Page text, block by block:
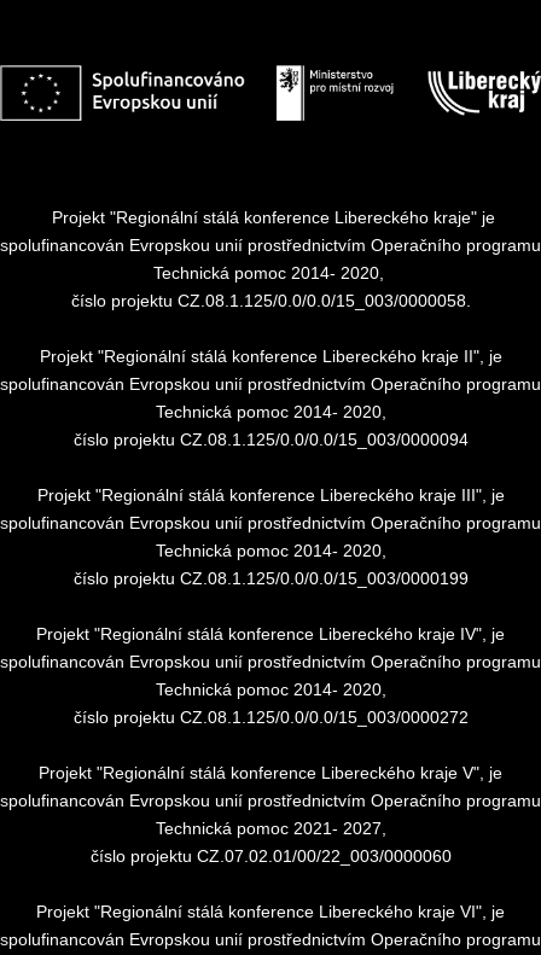
Projekt "Regionální stálá konference Libereckého kraje" je
spolufinancován Evropskou unií prostřednictvím Operačního programu
Technická pomoc 2014- 2020,
číslo projektu CZ.08.1.125/0.0/0.0/15_003/0000058.
Projekt "Regionální stálá konference Libereckého kraje II", je
spolufinancován Evropskou unií prostřednictvím Operačního programu
Technická pomoc 2014- 2020,
číslo projektu CZ.08.1.125/0.0/0.0/15_003/0000094
Projekt "Regionální stálá konference Libereckého kraje III", je
spolufinancován Evropskou unií prostřednictvím Operačního programu
Technická pomoc 2014- 2020,
číslo projektu CZ.08.1.125/0.0/0.0/15_003/0000199
Projekt "Regionální stálá konference Libereckého kraje IV", je
spolufinancován Evropskou unií prostřednictvím Operačního programu
Technická pomoc 2014- 2020,
číslo projektu CZ.08.1.125/0.0/0.0/15_003/0000272
Projekt "Regionální stálá konference Libereckého kraje V", je
spolufinancován Evropskou unií prostřednictvím Operačního programu
Technická pomoc 2021- 2027,
číslo projektu CZ.07.02.01/00/22_003/0000060
Projekt "Regionální stálá konference Libereckého kraje VI", je
spolufinancován Evropskou unií prostřednictvím Operačního programu